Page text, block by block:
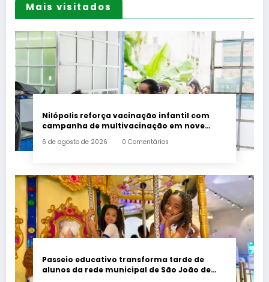
Mais visitados
Nilópolis reforça vacinação infantil com
campanha de multivacinação em nove
6 de agosto de 2026 0 Comentários
Passeio educativo transforma tarde de
alunos da rede municipal de São João de